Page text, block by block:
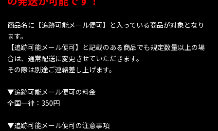
商品名に【追跡可能メール便可】と入っている商品が対象となり
ます。
【追跡可能メール便可】と記載のある商品でも規定数量以上の場
合は、通常配送に変更させていただきます。
その際は別途ご連絡差し上げます。
▼追跡可能メール便可の料金
全国一律：350円
▼追跡可能メール便可の注意事項